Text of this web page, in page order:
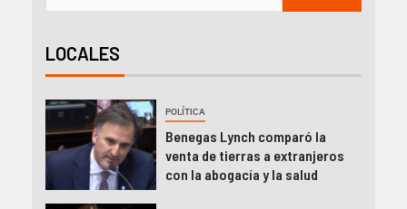
LOCALES
POLÍTICA
Benegas Lynch comparó la
venta de tierras a extranjeros
con la abogacía y la salud